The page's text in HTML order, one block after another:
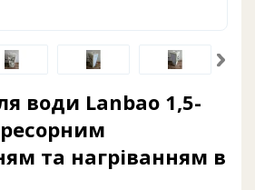
води Lanbao 1,5-
та нагріванням в